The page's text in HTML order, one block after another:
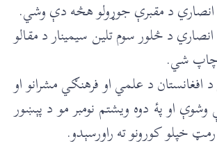
انصاري د مقبرې جوړولو هڅه دې وشي.
د څلور سوم تلين سيمينار د مقالو
شي.
افغانستان د علمي او فرهنګي مشرانو او
او پۀ دوه ویشتم نومبر مو د پېښور
خپلو کورونو ته راورسېدو.